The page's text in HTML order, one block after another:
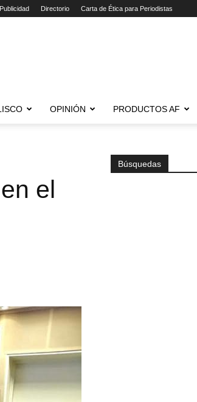
Publicidad Directorio Carta de Ética para Periodistas
OPINIÓN PRODUCTOS AF
el
Búsquedas